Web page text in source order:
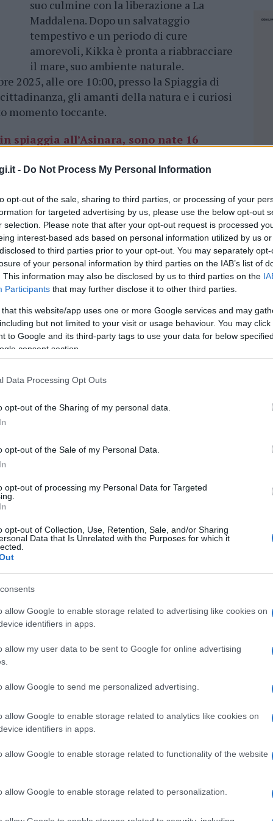
- Do Not Process My Personal Information
opt-out of the sale, sharing to third parties, or processing of your
for targeted advertising by us, please use the below opt-out
selection. Please note that after your opt-out request is processed
interest-based ads based on personal information utilized by us
to third parties prior to your opt-out. You may separately
of your personal information by third parties on the IAB’s list of
This information may also be disclosed by us to third parties on the
Participants that may further disclose it to other third parties.
that this website/app uses one or more Google services and may
but not limited to your visit or usage behaviour. You may
to Google and its third-party tags to use your data for below
consent section.
Data Processing Opt Outs
opt-out of the Sharing of my personal data.
opt-out of the Sale of my Personal Data.
opt-out of processing my Personal Data for Targeted
opt-out of Collection, Use, Retention, Sale, and/or Sharing
Data that Is Unrelated with the Purposes for which it
allow Google to enable storage related to advertising like cookies on
identifiers in apps.
allow my user data to be sent to Google for online advertising
allow Google to send me personalized advertising.
allow Google to enable storage related to analytics like cookies on
identifiers in apps.
allow Google to enable storage related to functionality of the website
allow Google to enable storage related to personalization.
suo culmine con la liberazione a La
Maddalena. Dopo un salvataggio
tempestivo e un periodo di cure
amorevoli, Kikka è pronta a riabbracciare
il mare, suo ambiente naturale.
2025, alle ore 10:00, presso la Spiaggia di
cittadinanza, gli amanti della natura e i curiosi
momento toccante.
spiaggia all’Asinara, sono nate 16
il 3 settembre 2024, nelle acque cristalline di
Sardinia ha notato la giovane
in un sacco di plastica – un triste e fin
dei rifiuti sull’ecosistema marino.
sinergia tra istituzioni e centri
di salvataggio esemplare. La Capitaneria di
il Parco Nazionale dell’Asinara e il Centro
lavorato fianco a fianco per assicurare
di Kikka al centro di cura.
un periodo di convalescenza e
kg di peso, nuota con ritrovata forza ed
fratturate, sono guarite ottimamente. È
il ritorno a casa di Kikka, ma una
per la tutela ambientale. Alla cerimonia
e del Parco Nazionale dell’Asinara –
della Cooperativa Isule.
della RAS e la Capitaneria di Porto.
ci sarà la partecipazione di studenti
dal pollice verde”, coinvolti in un
con disabilità dello spettro autistico. La loro
e inclusivo di tali iniziative.
sui pericoli che i rifiuti plastici
ma è anche un messaggio di speranza: la
associazioni e istituzioni può fare la
mare.
Nazionale dell’Arcipelago di La
emozionante e augurare a Kikka un
del Mediterraneo.
caretta Kikka.
ore 10:00.
Maddalena.